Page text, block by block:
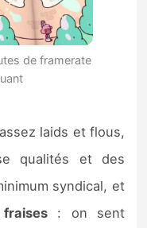
de framerate
laids et flous,
qualités et des
syndical, et
: on sent